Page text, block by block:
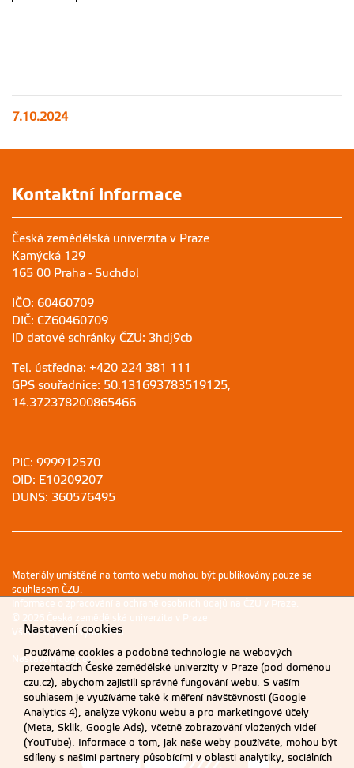
7.10.2024
Kontaktní informace
Česká zemědělská univerzita v Praze
Kamýcká 129
165 00 Praha - Suchdol
IČO: 60460709
DIČ: CZ60460709
ID datové schránky ČZU: 3hdj9cb
Tel. ústředna: +420 224 381 111
GPS souřadnice: 50.131693783519125,
14.372378200865466
PIC: 999912570
OID: E10209207
DUNS: 360576495
Materiály umístěné na tomto webu mohou být publikovány pouze se
souhlasem ČZU.
Informace o zpracování a ochraně osobních údajů na ČZU v Praze.
© 2026 Česká zemědělská univerzita v Praze
Všechna práva vyhrazena
Nastavení cookies
Nastavení cookies
Používáme cookies a podobné technologie na webových
prezentacích České zemědělské univerzity v Praze (pod doménou
czu.cz), abychom zajistili správné fungování webu. S vaším
souhlasem je využíváme také k měření návštěvnosti (Google
Analytics 4), analýze výkonu webu a pro marketingové účely
(Meta, Sklik, Google Ads), včetně zobrazování vložených videí
(YouTube). Informace o tom, jak naše weby používáte, mohou být
sdíleny s našimi partnery působícími v oblasti analytiky, sociálních